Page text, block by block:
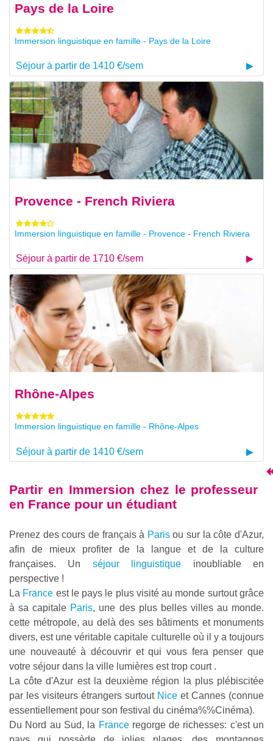
Pays de la Loire
Immersion linguistique en famille - Pays de la Loire
Séjour à partir de 1410 €/sem
Provence - French Riviera
Immersion linguistique en famille - Provence - French Riviera
Séjour à partir de 1710 €/sem
Rhône-Alpes
Immersion linguistique en famille - Rhône-Alpes
Séjour à partir de 1410 €/sem
Partir en Immersion chez le professeur
en France pour un étudiant
Prenez des cours de français à Parisou sur la côte d'Azur,
afin de mieux profiter de la langue et de la culture
françaises. Un séjour linguistique inoubliable en
perspective !
La France est le pays le plus visité au monde surtout grâce
à sa capitale Paris, une des plus belles villes au monde.
cette métropole, au delà des ses bâtiments et monuments
divers, est une véritable capitale culturelle où il y a toujours
une nouveauté à découvrir et qui vous fera penser que
votre séjour dans la ville lumières est trop court .
La côte d'Azur est la deuxième région la plus plébiscitée
par les visiteurs étrangers surtout Nice et Cannes (connue
essentiellement pour son festival du cinéma%%Cinéma).
Du Nord au Sud, la Franceregorge de richesses: c'est un